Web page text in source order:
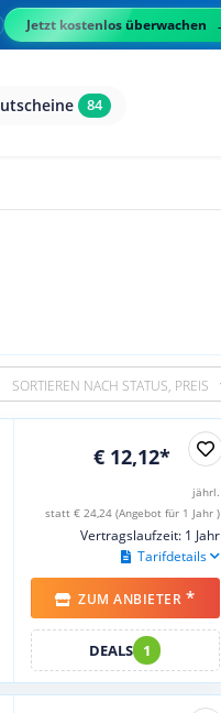
Jetzt kostenlos überwachen
84
SORTIEREN NACH STATUS, PREIS
€ 12,12*
jährl.
statt € 24,24 (Angebot für 1 Jahr )
Vertragslaufzeit: 1 Jahr
Tarifdetails
ZUM ANBIETER *
DEALS 1